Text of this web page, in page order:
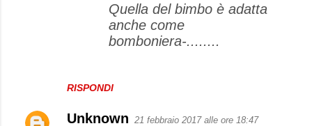
RISPONDI
Quella del bimbo è adatta
anche come
bomboniera-........
Unknown 21 febbraio 2017 alle ore 18:47